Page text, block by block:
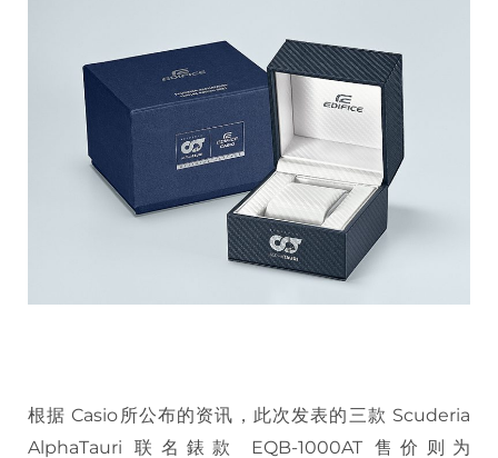
根据 Casio所公布的资讯，此次发表的三款 Scuderia
AlphaTauri 联名錶款 EQB-1000AT 售价则为